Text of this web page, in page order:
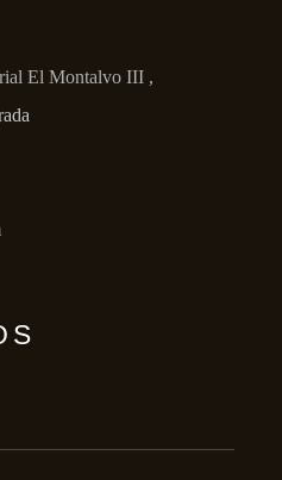
El Montalvo III ,